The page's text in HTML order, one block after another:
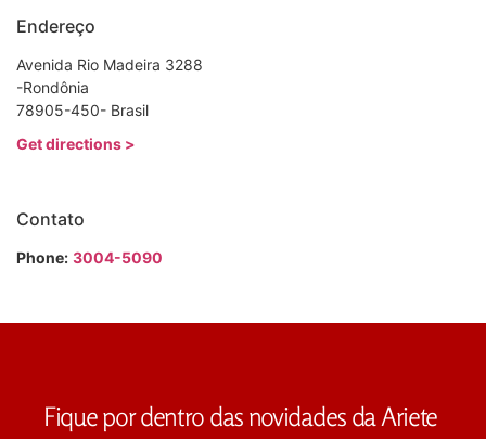
Endereço
Avenida Rio Madeira 3288
-Rondônia
78905-450- Brasil
Get directions >
Contato
Phone: 3004-5090
Fique por dentro das novidades da Ariete